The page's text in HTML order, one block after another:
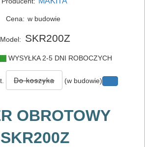
Cena: w budowie
Model: SKR200Z
WYSYŁKA 2-5 DNI ROBOCZYCH
(w budowie)
OBROTOWY
SKR200Z